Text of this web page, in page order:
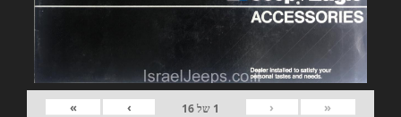
«
‹
1 של16
›
»